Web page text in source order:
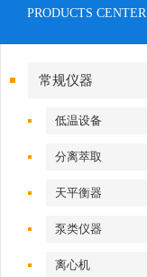
PRODUCTS CENTER
常规仪器
低温设备
分离萃取
天平衡器
泵类仪器
离心机